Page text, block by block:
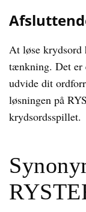
At løse krydsord
tænkning. Det er
udvide dit
løsningen på
krydsordsspillet.